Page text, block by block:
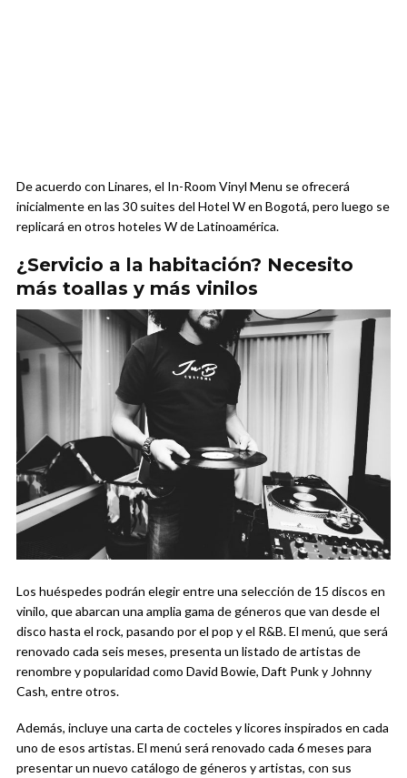
De acuerdo con Linares, el In-Room Vinyl Menu se ofrecerá
inicialmente en las 30 suites del Hotel W en Bogotá, pero luego se
replicará en otros hoteles W de Latinoamérica.
¿Servicio a la habitación? Necesito
más toallas y más vinilos
Los huéspedes podrán elegir entre una selección de 15 discos en
vinilo, que abarcan una amplia gama de géneros que van desde el
disco hasta el rock, pasando por el pop y el R&B. El menú, que será
renovado cada seis meses, presenta un listado de artistas de
renombre y popularidad como David Bowie, Daft Punk y Johnny
Cash, entre otros.
Además, incluye una carta de cocteles y licores inspirados en cada
uno de esos artistas. El menú será renovado cada 6 meses para
presentar un nuevo catálogo de géneros y artistas, con sus